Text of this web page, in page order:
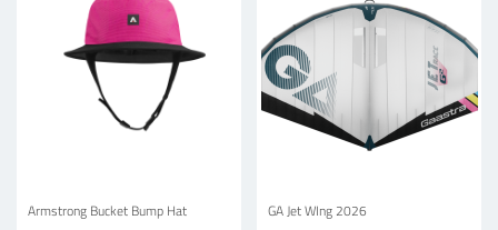
Armstrong Bucket Bump Hat GA Jet WIng 2026